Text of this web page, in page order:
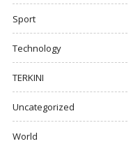
Sport
Technology
TERKINI
Uncategorized
World